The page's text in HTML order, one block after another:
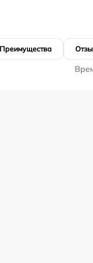
Преимущества